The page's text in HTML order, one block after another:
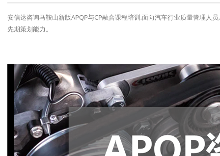
安信达咨询马鞍山新版APQP与CP融合课程培训,面向汽车行业质量管理人
先期策划能力。